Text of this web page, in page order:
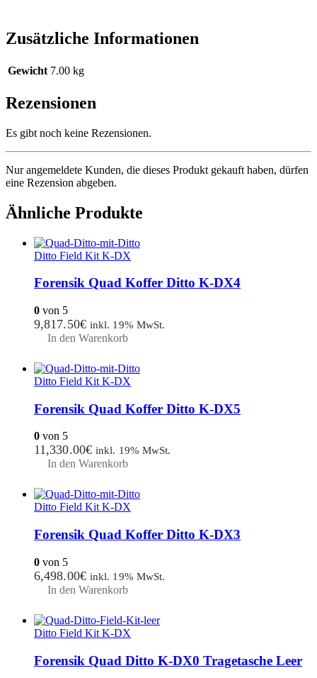
Zusätzliche Informationen
Gewicht 7.00 kg
Rezensionen
Es gibt noch keine Rezensionen.
Nur angemeldete Kunden, die dieses Produkt gekauft haben, dürfen
eine Rezension abgeben.
Ähnliche Produkte
Ditto Field Kit K-DX
Forensik Quad Koffer Ditto K-DX4
0 von 5
9,817.50€ inkl. 19% MwSt.
In den Warenkorb
Ditto Field Kit K-DX
Forensik Quad Koffer Ditto K-DX5
0 von 5
11,330.00€ inkl. 19% MwSt.
In den Warenkorb
Ditto Field Kit K-DX
Forensik Quad Koffer Ditto K-DX3
0 von 5
6,498.00€ inkl. 19% MwSt.
In den Warenkorb
Ditto Field Kit K-DX
Forensik Quad Ditto K-DX0 Tragetasche Leer